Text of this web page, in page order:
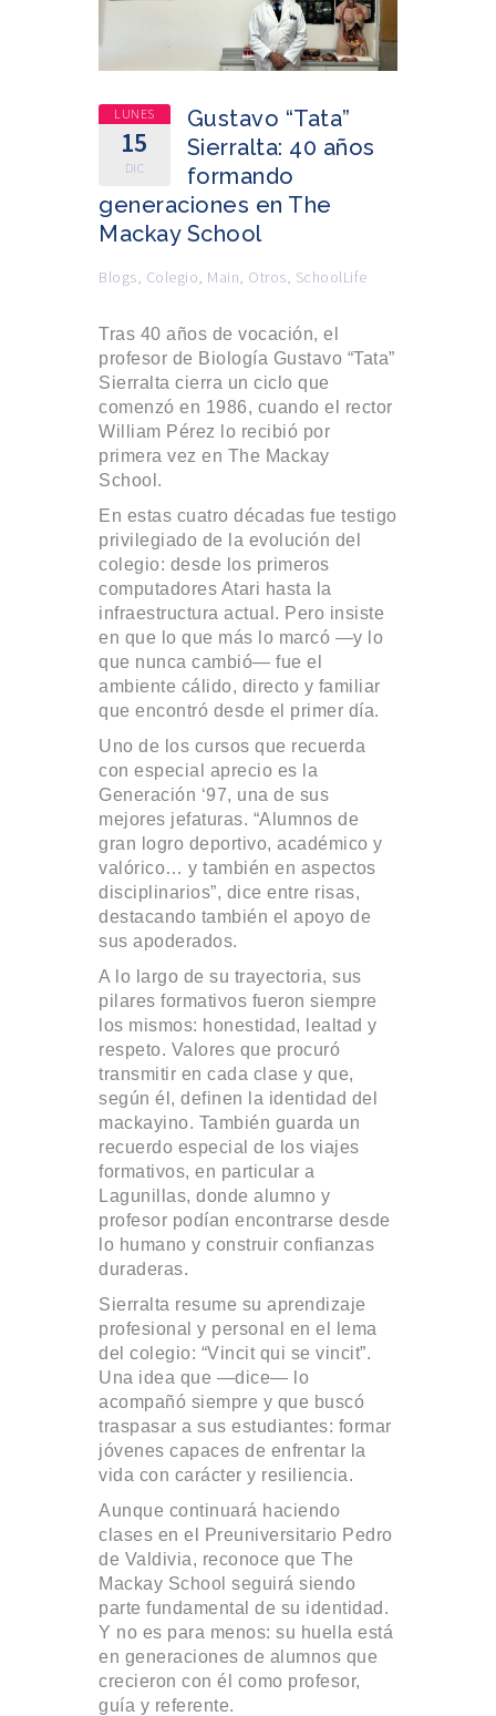
LUNES
15
DIC
Gustavo “Tata”
Sierralta: 40 años
formando
generaciones en The
Mackay School
Blogs Colegio Main Otros SchoolLife
Tras 40 años de vocación, el
profesor de Biología Gustavo “Tata”
Sierralta cierra un ciclo que
comenzó en 1986, cuando el rector
William Pérez lo recibió por
primera vez en The Mackay
School.
En estas cuatro décadas fue testigo
privilegiado de la evolución del
colegio: desde los primeros
computadores Atari hasta la
infraestructura actual. Pero insiste
en que lo que más lo marcó —y lo
que nunca cambió— fue el
ambiente cálido, directo y familiar
que encontró desde el primer día.
Uno de los cursos que recuerda
con especial aprecio es la
Generación ‘97, una de sus
mejores jefaturas. “Alumnos de
gran logro deportivo, académico y
valórico… y también en aspectos
disciplinarios”, dice entre risas,
destacando también el apoyo de
sus apoderados.
A lo largo de su trayectoria, sus
pilares formativos fueron siempre
los mismos: honestidad, lealtad y
respeto. Valores que procuró
transmitir en cada clase y que,
según él, definen la identidad del
mackayino. También guarda un
recuerdo especial de los viajes
formativos, en particular a
Lagunillas, donde alumno y
profesor podían encontrarse desde
lo humano y construir confianzas
duraderas.
Sierralta resume su aprendizaje
profesional y personal en el lema
del colegio: “Vincit qui se vincit”.
Una idea que —dice— lo
acompañó siempre y que buscó
traspasar a sus estudiantes: formar
jóvenes capaces de enfrentar la
vida con carácter y resiliencia.
Aunque continuará haciendo
clases en el Preuniversitario Pedro
de Valdivia, reconoce que The
Mackay School seguirá siendo
parte fundamental de su identidad.
Y no es para menos: su huella está
en generaciones de alumnos que
crecieron con él como profesor,
guía y referente.